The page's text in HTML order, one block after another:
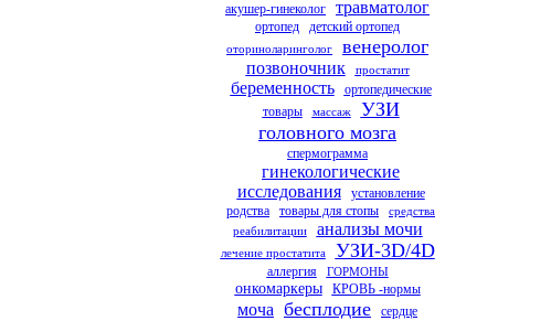
акушер-гинеколог травматолог
ортопед детский ортопед
оториноларинголог венеролог
позвоночник простатит
беременность
ортопедические
товары
массаж
УЗИ
головного мозга
спермограмма
гинекологические
исследования
установление
родства
товары для стопы
средства
реабилитации
анализы мочи
лечение простатита УЗИ-3D/4D
аллергия ГОРМОНЫ
онкомаркеры КРОВЬ -нормы
моча бесплодие сердце